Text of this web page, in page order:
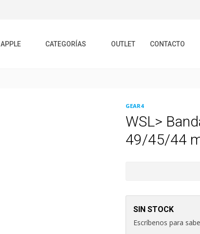
APPLE CATEGORÍAS OUTLET CONTACTO
GEAR4
WSL>
49/45/44
SIN STOCK
Escríbenos para